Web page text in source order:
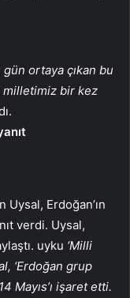
gün ortaya çıkan bu
bir kez
Erdoğan’ın
verdi. Uysal,
uyku ‘Milli
‘Erdoğan grup
Mayıs’ı işaret etti.